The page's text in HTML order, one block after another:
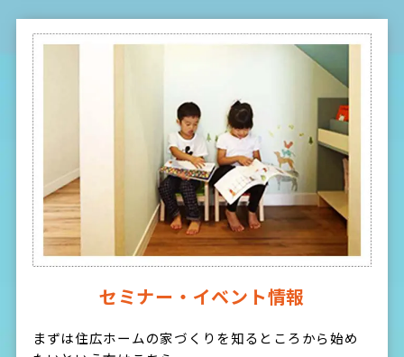
セミナー・イベント情報
まずは住広ホームの家づくりを知るところから始め